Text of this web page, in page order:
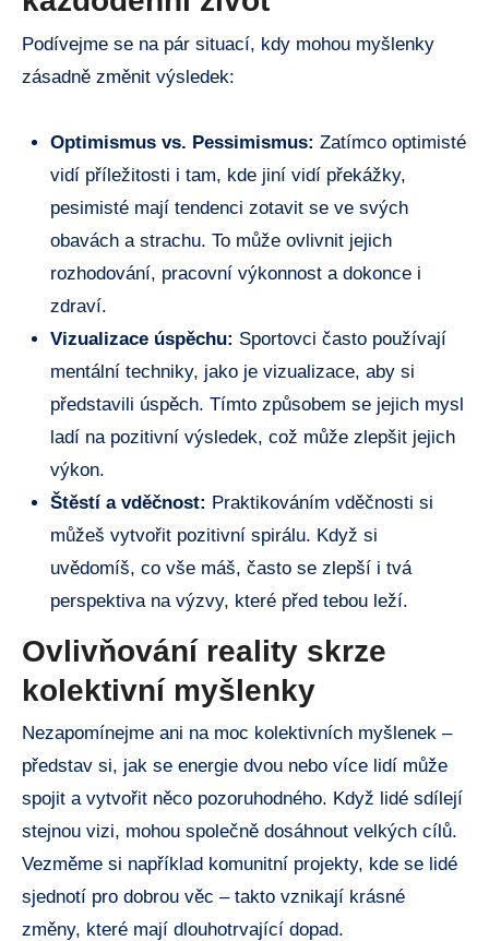
Podívejme se na pár situací, kdy mohou myšlenky
zásadně změnit výsledek:
Optimismus vs. Pessimismus: Zatímco optimisté
vidí příležitosti i tam, kde jiní vidí překážky,
pesimisté mají tendenci zotavit se ve svých
obavách a strachu. To může ovlivnit jejich
rozhodování, pracovní výkonnost a dokonce i
zdraví.
Vizualizace úspěchu: Sportovci často používají
mentální techniky, jako je vizualizace, aby si
představili úspěch. Tímto způsobem se jejich mysl
ladí na pozitivní výsledek, což může zlepšit jejich
výkon.
Štěstí a vděčnost: Praktikováním vděčnosti si
můžeš vytvořit pozitivní spirálu. Když si
uvědomíš, co vše máš, často se zlepší i tvá
perspektiva na výzvy, které před tebou leží.
Ovlivňování reality skrze
kolektivní myšlenky
Nezapomínejme ani na moc kolektivních myšlenek –
představ si, jak se energie dvou nebo více lidí může
spojit a vytvořit něco pozoruhodného. Když lidé sdílejí
stejnou vizi, mohou společně dosáhnout velkých cílů.
Vezměme si například komunitní projekty, kde se lidé
sjednotí pro dobrou věc – takto vznikají krásné
změny, které mají dlouhotrvající dopad.